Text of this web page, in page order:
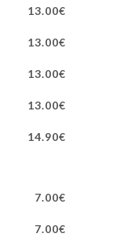
13.00€
13.00€
13.00€
13.00€
14.90€
7.00€
7.00€